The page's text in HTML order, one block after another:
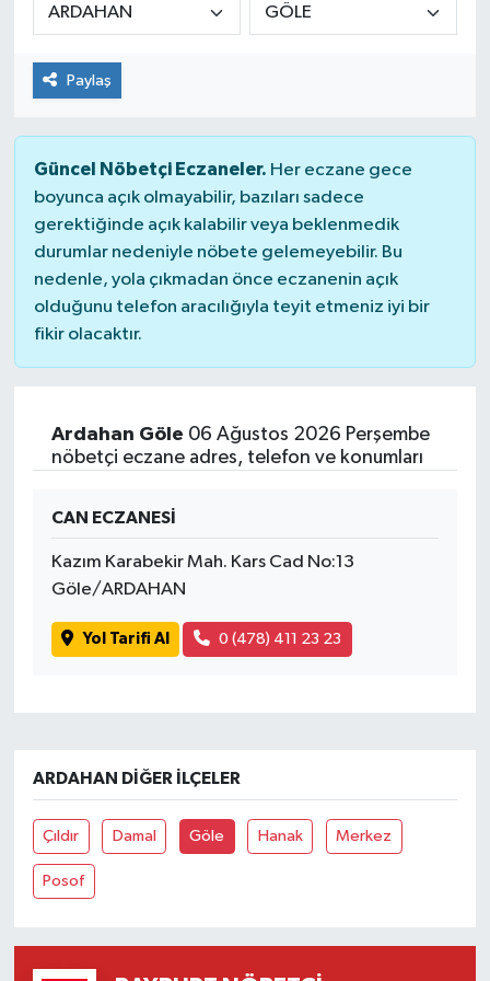
Paylaş
Güncel Nöbetçi Eczaneler. Her eczane gece
boyunca açık olmayabilir, bazıları sadece
gerektiğinde açık kalabilir veya beklenmedik
durumlar nedeniyle nöbete gelemeyebilir. Bu
nedenle, yola çıkmadan önce eczanenin açık
olduğunu telefon aracılığıyla teyit etmeniz iyi bir
fikir olacaktır.
Ardahan Göle 06 Ağustos 2026 Perşembe
nöbetçi eczane adres, telefon ve konumları
CAN ECZANESİ
Kazım Karabekir Mah. Kars Cad No:13
Göle/ARDAHAN
Yol Tarifi Al 0 (478) 411 23 23
ARDAHAN DIĞER İLÇELER
Çıldır Damal Göle Hanak Merkez
Posof